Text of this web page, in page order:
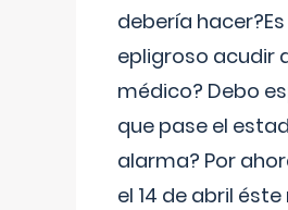
debería hacer?Es
epligroso acudir
médico? Debo
que pase el
alarma? Por
el 14 de abril éste